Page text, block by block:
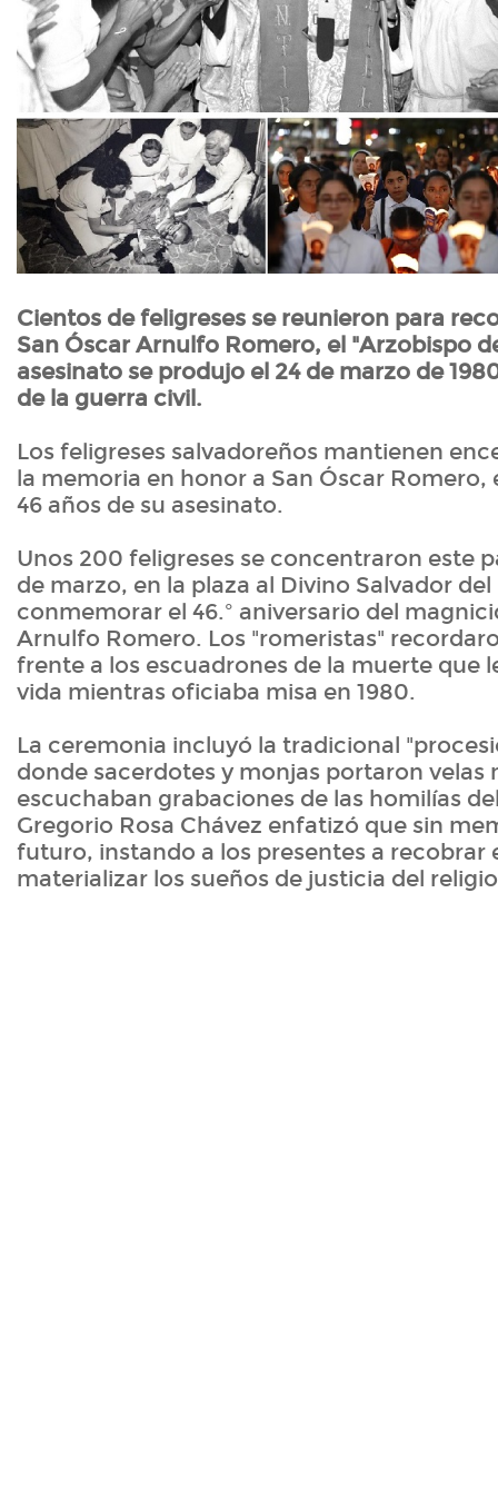
Cientos de feligreses se reunieron para
San Óscar Arnulfo Romero, el "Arzobispo
asesinato se produjo el 24 de marzo de
de la guerra civil.
Los feligreses salvadoreños mantienen
la memoria en honor a San Óscar Romero,
46 años de su asesinato.
Unos 200 feligreses se concentraron este
de marzo, en la plaza al Divino Salvador
conmemorar el 46.º aniversario del
Arnulfo Romero. Los "romeristas"
frente a los escuadrones de la muerte que
vida mientras oficiaba misa en 1980.
La ceremonia incluyó la tradicional
donde sacerdotes y monjas portaron velas
escuchaban grabaciones de las homilías
Gregorio Rosa Chávez enfatizó que sin
futuro, instando a los presentes a recobrar
materializar los sueños de justicia del